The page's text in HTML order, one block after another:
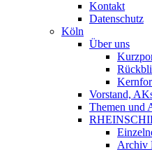
Kontakt
Datenschutz
Köln
Über uns
Vorstand,
Themen und
Archiv